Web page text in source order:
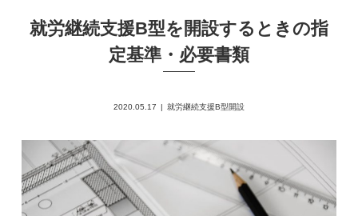
就労継続支援B型を開設するときの指
定基準・必要書類
2020.05.17 就労継続支援B型開設